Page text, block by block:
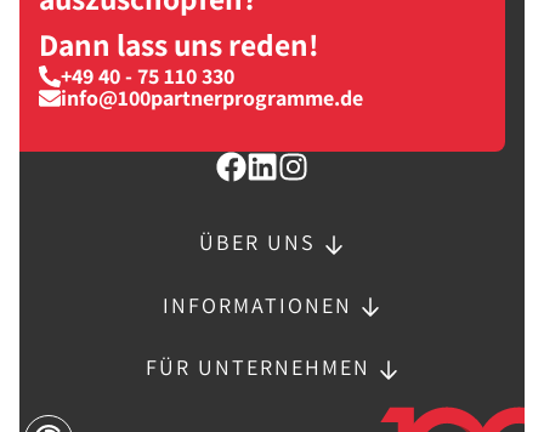
Dann lass uns reden!
+49 40 - 75 110 330
info@100partnerprogramme.de
ÜBER UNS
INFORMATIONEN
FÜR UNTERNEHMEN